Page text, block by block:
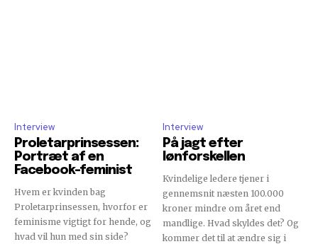
Interview
Proletarprinsessen:
Portræt af en
Facebook-feminist
Hvem er kvinden bag
Proletarprinsessen, hvorfor er
feminisme vigtigt for hende, og
hvad vil hun med sin side?
Interview
På jagt efter
lønforskellen
Kvindelige ledere tjener i
gennemsnit næsten 100.000
kroner mindre om året end
mandlige. Hvad skyldes det? Og
kommer det til at ændre sig i